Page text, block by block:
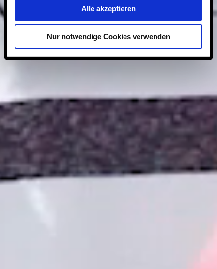
Alle akzeptieren
Nur notwendige Cookies verwenden